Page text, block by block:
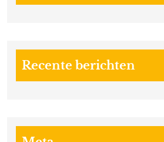
Recente berichten